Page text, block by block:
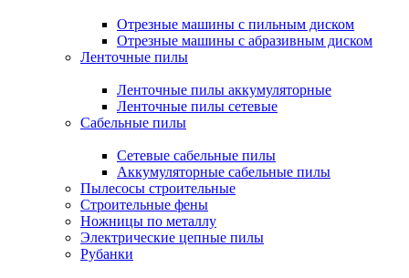
Отрезные машины с пильным диском
Отрезные машины с абразивным диском
Ленточные пилы
Ленточные пилы аккумуляторные
Ленточные пилы сетевые
Сабельные пилы
Сетевые сабельные пилы
Аккумуляторные сабельные пилы
Пылесосы строительные
Строительные фены
Ножницы по металлу
Электрические цепные пилы
Рубанки